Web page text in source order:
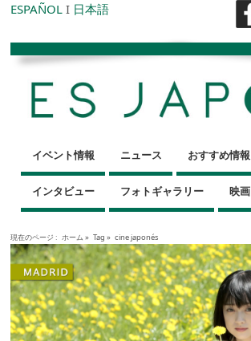
ESPAÑOL I 日本語
イベント情報 ニュース おすすめ情報
インタビュー フォトギャラリー 映画
現在のページ : ホーム » Tag » cine japonés